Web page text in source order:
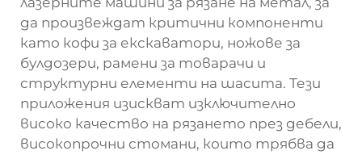
да произвеждат критични компоненти
като кофи за екскаватори, ножове за
булдозери, рамени за товарачи и
структурни елементи на шасита. Тези
приложения изискват изключително
високо качество на рязането през дебели,
високопрочни стомани, които трябва да